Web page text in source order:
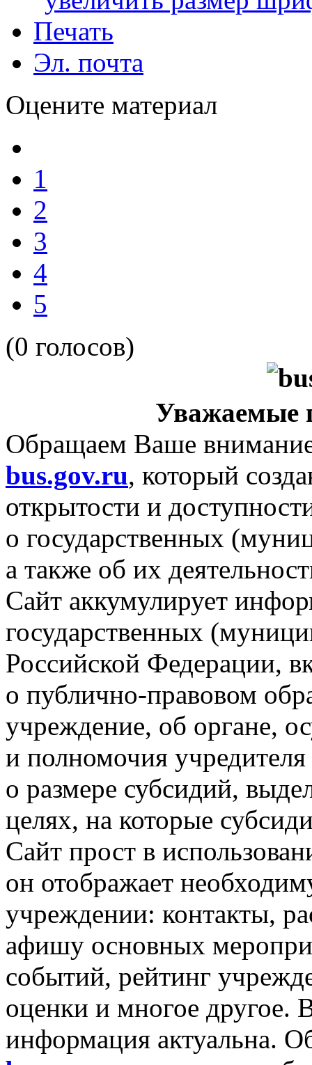
Печать
Эл. почта
Оцените материал
1
2
3
4
5
(0 голосов)
Уважаемые
Обращаем Ваше
bus.gov.ru, который
открытости и
о государственных
а также об их
Сайт аккумулирует
государственных
Российской Федерации,
о публично-правовом
учреждение, об органе,
и полномочия
о размере субсидий,
целях, на которые
Сайт прост в
он отображает
учреждении: контакты,
афишу основных
событий, рейтинг
оценки и многое другое.
информация актуальна.